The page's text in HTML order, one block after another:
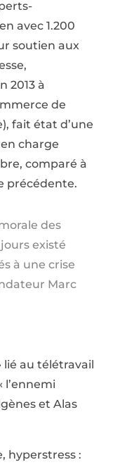
avec 1.200
soutien aux
2013 à
de
fait état d’une
en charge
comparé à
précédente.
des
existé
à une crise
Marc
lié au télétravail
l’ennemi
et Alas
hyperstress :